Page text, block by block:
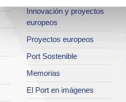
Innovación y proyectos
europeos
Proyectos europeos
Port Sostenible
Memorias
El Port en imágenes